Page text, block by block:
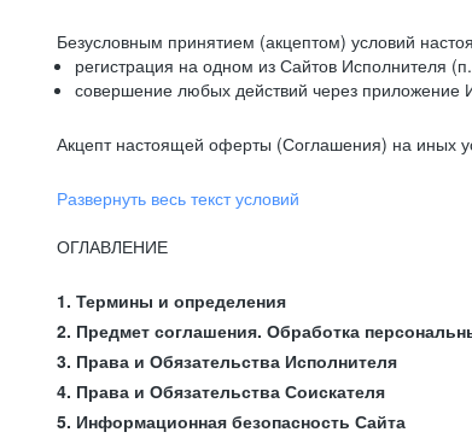
Безусловным принятием (акцептом) условий
регистрация на одном из Сайтов Исполнителя
совершение любых действий через приложение
Акцепт настоящей оферты (Соглашения) на иных
Развернуть весь текст условий
ОГЛАВЛЕНИЕ
1. Термины и определения
2. Предмет соглашения. Обработка
3. Права и Обязательства Исполнителя
4. Права и Обязательства Соискателя
5. Информационная безопасность Сайта